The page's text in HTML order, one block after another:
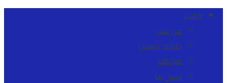
المنبر
من نحن
طاقم العمل
ميثاقنا
اتصل بنا